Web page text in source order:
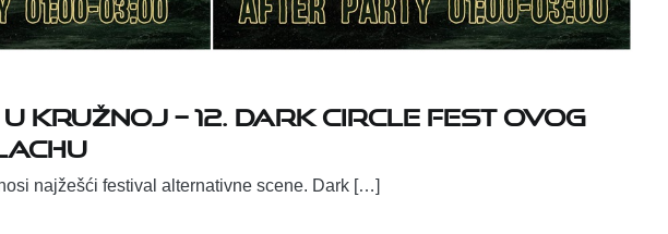
Kružnoj – 12. Dark Circle Fest ovog
najžešći festival alternativne scene. Dark […]